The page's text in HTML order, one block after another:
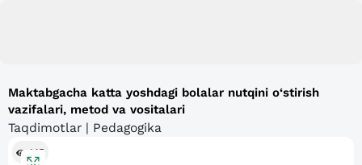
Maktabgacha katta yoshdagi bolalar nutqini o‘stirish
vazifalari, metod va vositalari
Taqdimotlar | Pedagogika
145